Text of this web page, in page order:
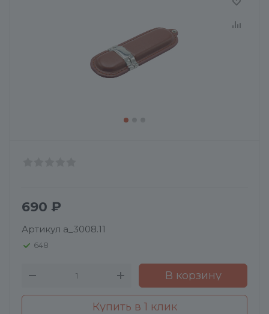
690 ₽
Артикул a_3008.11
648
В корзину
Купить в 1 клик